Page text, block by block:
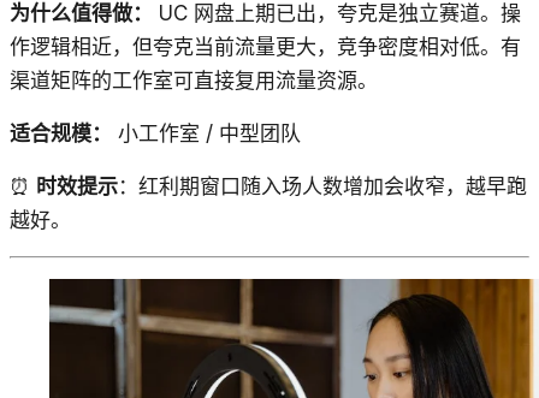
为什么值得做：
UC 网盘上期已出，夸克是独立赛道。操
作逻辑相近，但夸克当前流量更大，竞争密度相对低。有
渠道矩阵的工作室可直接复用流量资源。
适合规模： 小工作室 / 中型团队
⏰ 时效提示：红利期窗口随入场人数增加会收窄，越早跑
越好。